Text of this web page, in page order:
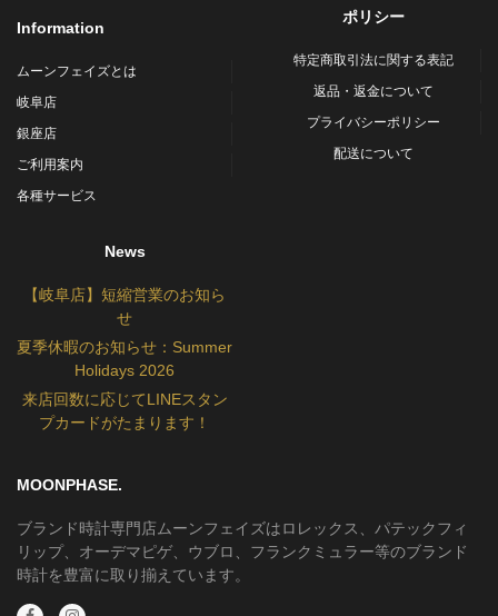
Information
ムーンフェイズとは
岐阜店
銀座店
ご利用案内
各種サービス
ポリシー
特定商取引法に関する表記
返品・返金について
プライバシーポリシー
配送について
News
【岐阜店】短縮営業のお知ら
せ
夏季休暇のお知らせ：Summer
Holidays 2026
来店回数に応じてLINEスタン
プカードがたまります！
MOONPHASE.
ブランド時計専門店ムーンフェイズはロレックス、パテックフィ
リップ、オーデマピゲ、ウブロ、フランクミュラー等のブランド
時計を豊富に取り揃えています。